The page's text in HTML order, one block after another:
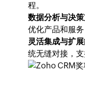
程。
数据分析与决
优化产品和服务
灵活集成与扩
统无缝对接，支